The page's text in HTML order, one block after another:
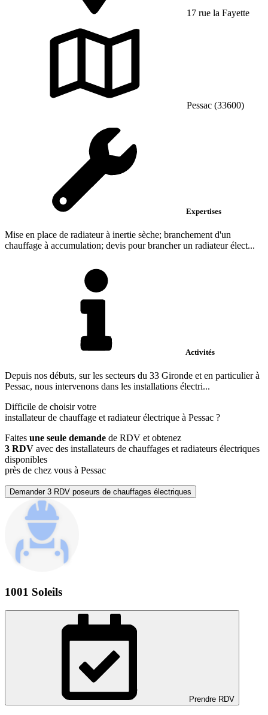
17 rue la Fayette
Pessac (33600)
Expertises
Mise en place de radiateur à inertie sèche; branchement d'un
chauffage à accumulation; devis pour brancher un radiateur élect...
Activités
Depuis nos débuts, sur les secteurs du 33 Gironde et en particulier à
Pessac, nous intervenons dans les installations électri...
Difficile de choisir votre
installateur de chauffage et radiateur électrique à Pessac ?
Faites une seule demande de RDV et obtenez
3 RDV avec des installateurs de chauffages et radiateurs électriques
disponibles
près de chez vous à Pessac
Demander 3 RDV poseurs de chauffages électriques
1001 Soleils
Prendre RDV